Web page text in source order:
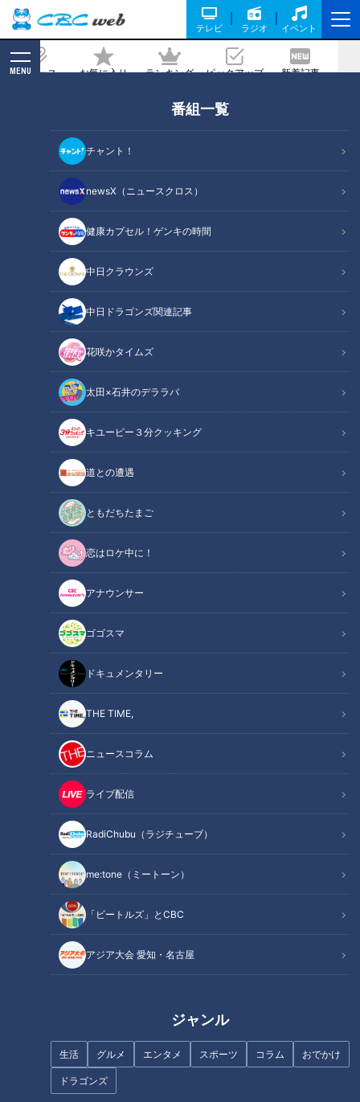
テレビ ラジオ イベント
ニュース お気に入り ランキング ピックアップ 新着記事
MENU
番組一覧
チャント！
newsX（ニュースクロス）
健康カプセル！ゲンキの時間
中日クラウンズ
中日ドラゴンズ関連記事
花咲かタイムズ
太田×石井のデララバ
キユーピー３分クッキング
道との遭遇
ともだちたまご
恋はロケ中に！
アナウンサー
ゴゴスマ
ドキュメンタリー
THE TIME,
ニュースコラム
ライブ配信
RadiChubu（ラジチューブ）
me:tone（ミートーン）
「ビートルズ」とCBC
アジア大会 愛知・名古屋
ジャンル
生活 グルメ エンタメ スポーツ コラム おでかけ
ドラゴンズ
ゃん」を調査。弾力のある鶏肉と甘辛ダ
レが絶品！
記事に戻る
CBCテレビ『ゴゴスマ』らいがごはん
この記事の画像（全8枚）
記事に戻る
この記事を見たあなたへのおすすめ
寺坂頼我が奈良県奈良市で郷土
料理「柿の葉寿司」を調査。柿
の葉香る絶品押し寿司！
絶品！
寺坂頼我が神奈川県藤沢市江の